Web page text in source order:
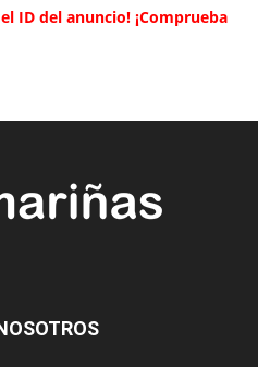
ID del anuncio! ¡Comprueba